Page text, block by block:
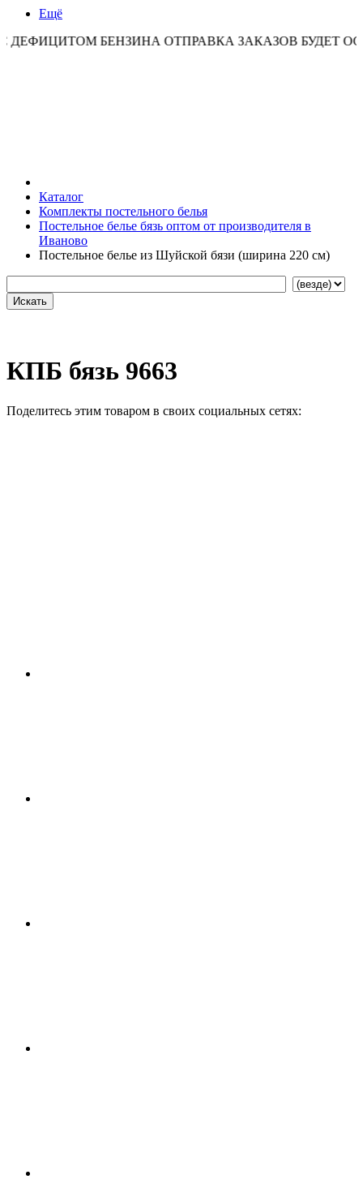
Ещё
БЕНЗИНА ОТПРАВКА ЗАКАЗОВ БУДЕТ
Каталог
Комплекты постельного белья
Постельное белье бязь оптом от производителя в
Иваново
Постельное белье из Шуйской бязи (ширина 220 см)
КПБ бязь 9663
Поделитесь этим товаром в своих социальных сетях: